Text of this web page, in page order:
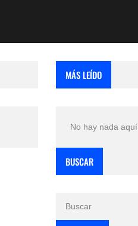
MÁS LEÍDO
No hay nada aquí.
BUSCAR